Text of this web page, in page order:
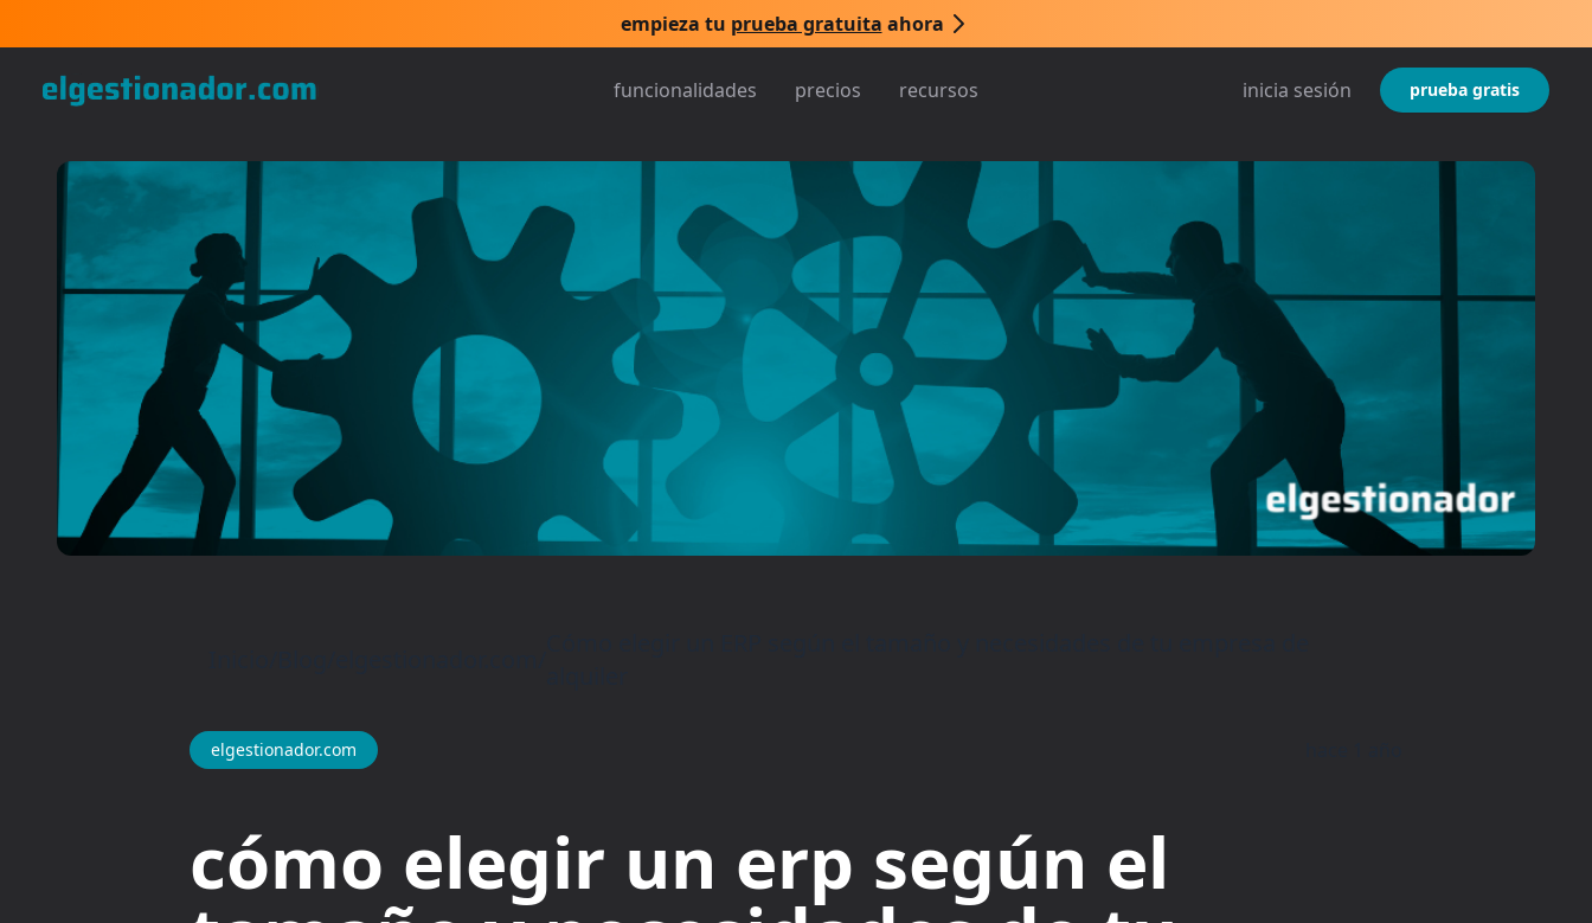
empieza tu prueba gratuita ahora
funcionalidades precios recursos inicia sesión prueba gratis
elgestionador.com
cómo elegir un erp según el